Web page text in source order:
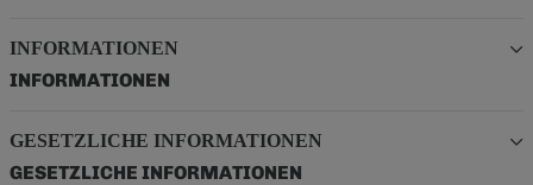
INFORMATIONEN
INFORMATIONEN
GESETZLICHE INFORMATIONEN
GESETZLICHE INFORMATIONEN